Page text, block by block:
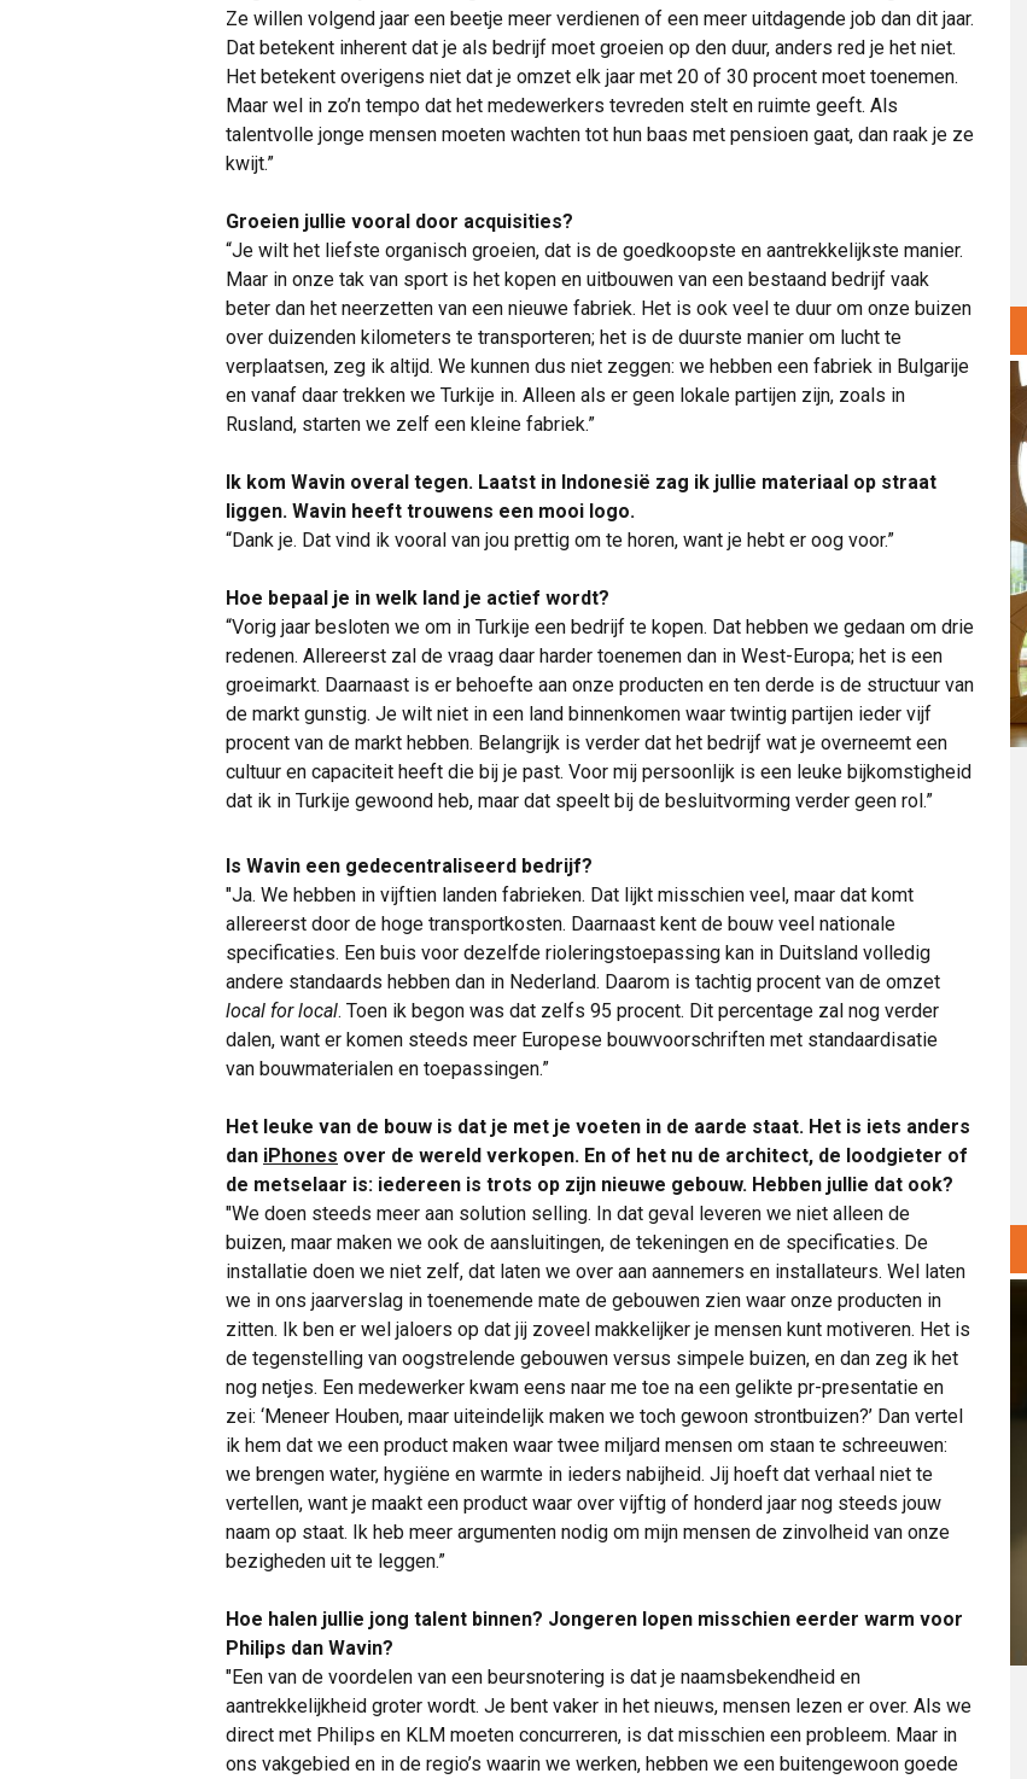
Ze willen volgend jaar een beetje meer verdienen of een meer uitdagende job dan dit jaar.
Dat betekent inherent dat je als bedrijf moet groeien op den duur, anders red je het niet.
Het betekent overigens niet dat je omzet elk jaar met 20 of 30 procent moet toenemen.
Maar wel in zo’n tempo dat het medewerkers tevreden stelt en ruimte geeft. Als
talentvolle jonge mensen moeten wachten tot hun baas met pensioen gaat, dan raak je ze
kwijt.”
Groeien jullie vooral door acquisities?
“Je wilt het liefste organisch groeien, dat is de goedkoopste en aantrekkelijkste manier.
Maar in onze tak van sport is het kopen en uitbouwen van een bestaand bedrijf vaak
beter dan het neerzetten van een nieuwe fabriek. Het is ook veel te duur om onze buizen
over duizenden kilometers te transporteren; het is de duurste manier om lucht te
verplaatsen, zeg ik altijd. We kunnen dus niet zeggen: we hebben een fabriek in Bulgarije
en vanaf daar trekken we Turkije in. Alleen als er geen lokale partijen zijn, zoals in
Rusland, starten we zelf een kleine fabriek.”
Ik kom Wavin overal tegen. Laatst in Indonesië zag ik jullie materiaal op straat
liggen. Wavin heeft trouwens een mooi logo.
“Dank je. Dat vind ik vooral van jou prettig om te horen, want je hebt er oog voor.”
Hoe bepaal je in welk land je actief wordt?
“Vorig jaar besloten we om in Turkije een bedrijf te kopen. Dat hebben we gedaan om drie
redenen. Allereerst zal de vraag daar harder toenemen dan in West-Europa; het is een
groeimarkt. Daarnaast is er behoefte aan onze producten en ten derde is de structuur van
de markt gunstig. Je wilt niet in een land binnenkomen waar twintig partijen ieder vijf
procent van de markt hebben. Belangrijk is verder dat het bedrijf wat je overneemt een
cultuur en capaciteit heeft die bij je past. Voor mij persoonlijk is een leuke bijkomstigheid
dat ik in Turkije gewoond heb, maar dat speelt bij de besluitvorming verder geen rol.”
Is Wavin een gedecentraliseerd bedrijf?
"Ja. We hebben in vijftien landen fabrieken. Dat lijkt misschien veel, maar dat komt
allereerst door de hoge transportkosten. Daarnaast kent de bouw veel nationale
specificaties. Een buis voor dezelfde rioleringstoepassing kan in Duitsland volledig
andere standaards hebben dan in Nederland. Daarom is tachtig procent van de omzet
local for local. Toen ik begon was dat zelfs 95 procent. Dit percentage zal nog verder
dalen, want er komen steeds meer Europese bouwvoorschriften met standaardisatie
van bouwmaterialen en toepassingen.”
Het leuke van de bouw is dat je met je voeten in de aarde staat. Het is iets anders
dan iPhones over de wereld verkopen. En of het nu de architect, de loodgieter of
de metselaar is: iedereen is trots op zijn nieuwe gebouw. Hebben jullie dat ook?
"We doen steeds meer aan solution selling. In dat geval leveren we niet alleen de
buizen, maar maken we ook de aansluitingen, de tekeningen en de specificaties. De
installatie doen we niet zelf, dat laten we over aan aannemers en installateurs. Wel laten
we in ons jaarverslag in toenemende mate de gebouwen zien waar onze producten in
zitten. Ik ben er wel jaloers op dat jij zoveel makkelijker je mensen kunt motiveren. Het is
de tegenstelling van oogstrelende gebouwen versus simpele buizen, en dan zeg ik het
nog netjes. Een medewerker kwam eens naar me toe na een gelikte pr-presentatie en
zei: ‘Meneer Houben, maar uiteindelijk maken we toch gewoon strontbuizen?’ Dan vertel
ik hem dat we een product maken waar twee miljard mensen om staan te schreeuwen:
we brengen water, hygiëne en warmte in ieders nabijheid. Jij hoeft dat verhaal niet te
vertellen, want je maakt een product waar over vijftig of honderd jaar nog steeds jouw
naam op staat. Ik heb meer argumenten nodig om mijn mensen de zinvolheid van onze
bezigheden uit te leggen.”
Hoe halen jullie jong talent binnen? Jongeren lopen misschien eerder warm voor
Philips dan Wavin?
"Een van de voordelen van een beursnotering is dat je naamsbekendheid en
aantrekkelijkheid groter wordt. Je bent vaker in het nieuws, mensen lezen er over. Als we
direct met Philips en KLM moeten concurreren, is dat misschien een probleem. Maar in
ons vakgebied en in de regio’s waarin we werken, hebben we een buitengewoon goede